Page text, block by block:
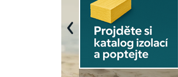
Previous